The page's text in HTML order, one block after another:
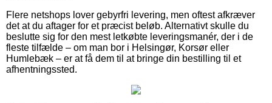
Flere netshops lover gebyrfri levering, men oftest afkræver
det at du aftager for et præcist beløb. Alternativt skulle du
beslutte sig for den mest letkøbte leveringsmanér, der i de
fleste tilfælde – om man bor i Helsingør, Korsør eller
Humlebæk – er at få dem til at bringe din bestilling til et
afhentningssted.